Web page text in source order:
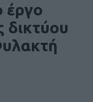
έργο
δικτύου